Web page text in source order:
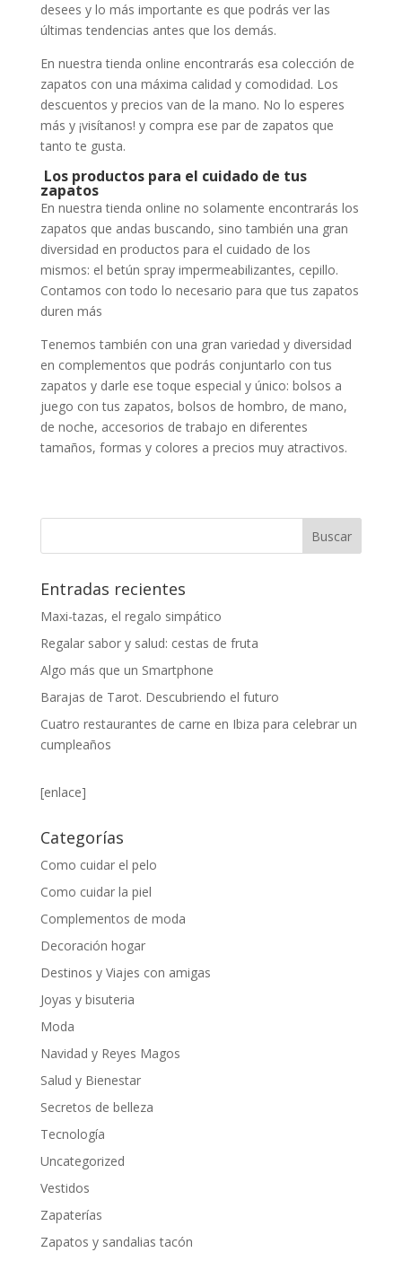
desees y lo más importante es que podrás ver las
últimas tendencias antes que los demás.
En nuestra tienda online encontrarás esa colección de
zapatos con una máxima calidad y comodidad. Los
descuentos y precios van de la mano. No lo esperes
más y ¡visítanos! y compra ese par de zapatos que
tanto te gusta.
Los productos para el cuidado de tus
zapatos
En nuestra tienda online no solamente encontrarás los
zapatos que andas buscando, sino también una gran
diversidad en productos para el cuidado de los
mismos: el betún spray impermeabilizantes, cepillo.
Contamos con todo lo necesario para que tus zapatos
duren más
Tenemos también con una gran variedad y diversidad
en complementos que podrás conjuntarlo con tus
zapatos y darle ese toque especial y único: bolsos a
juego con tus zapatos, bolsos de hombro, de mano,
de noche, accesorios de trabajo en diferentes
tamaños, formas y colores a precios muy atractivos.
Entradas recientes
Maxi-tazas, el regalo simpático
Regalar sabor y salud: cestas de fruta
Algo más que un Smartphone
Barajas de Tarot. Descubriendo el futuro
Cuatro restaurantes de carne en Ibiza para celebrar un
cumpleaños
[enlace]
Categorías
Como cuidar el pelo
Como cuidar la piel
Complementos de moda
Decoración hogar
Destinos y Viajes con amigas
Joyas y bisuteria
Moda
Navidad y Reyes Magos
Salud y Bienestar
Secretos de belleza
Tecnología
Uncategorized
Vestidos
Zapaterías
Zapatos y sandalias tacón